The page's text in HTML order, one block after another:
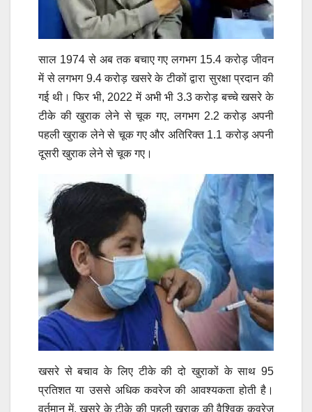
साल 1974 से अब तक बचाए गए लगभग 15.4 करोड़ जीवन
में से लगभग 9.4 करोड़खसरे के टीकों द्वारा सुरक्षा प्रदान की
गई थी।फिर भी, 2022 में अभी भी 3.3 करोड़ बच्चे खसरे के
टीके की खुराक लेने से चूक गए, लगभग 2.2 करोड़ अपनी
पहली खुराक लेने से चूक गए और अतिरिक्त 1.1 करोड़ अपनी
दूसरी खुराक लेने से चूक गए।
खसरे से बचाव के लिए टीके की दो खुराकों के साथ 95
प्रतिशत या उससे अधिक कवरेज की आवश्यकता होती है।
वर्तमान में, खसरे के टीके की पहली खुराक की वैश्विक कवरेज